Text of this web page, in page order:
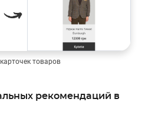
товаров
рекомендаций в